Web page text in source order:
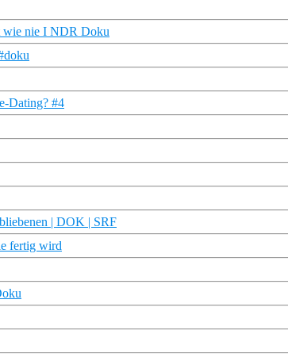
wie nie I NDR Doku
Dating? #4
| DOK | SRF
fertig wird